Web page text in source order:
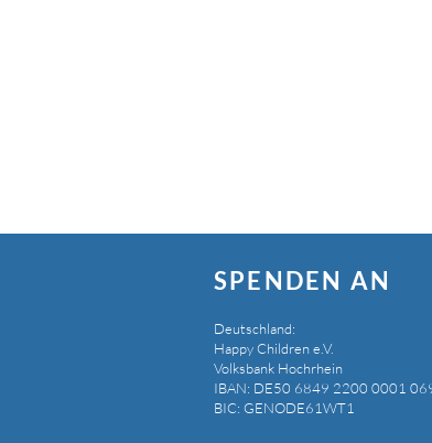
Weihnachten 2020
SPENDEN AN
Deutschland:
Happy Children e.V.
Volksbank Hochrhein
IBAN: DE50 6849 2200 0001
BIC: GENODE61WT1